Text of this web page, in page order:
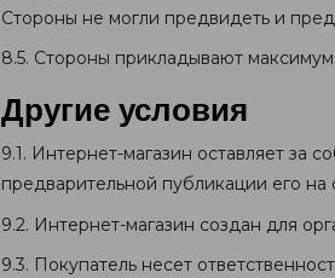
Стороны не могли предвидеть и
8.5. Стороны прикладывают
Другие условия
9.1. Интернет-магазин оставляет за
предварительной публикации его
9.2. Интернет-магазин создан для
9.3. Покупатель несет